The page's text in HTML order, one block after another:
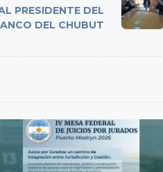
PRESIDENTE DEL
DEL CHUBUT